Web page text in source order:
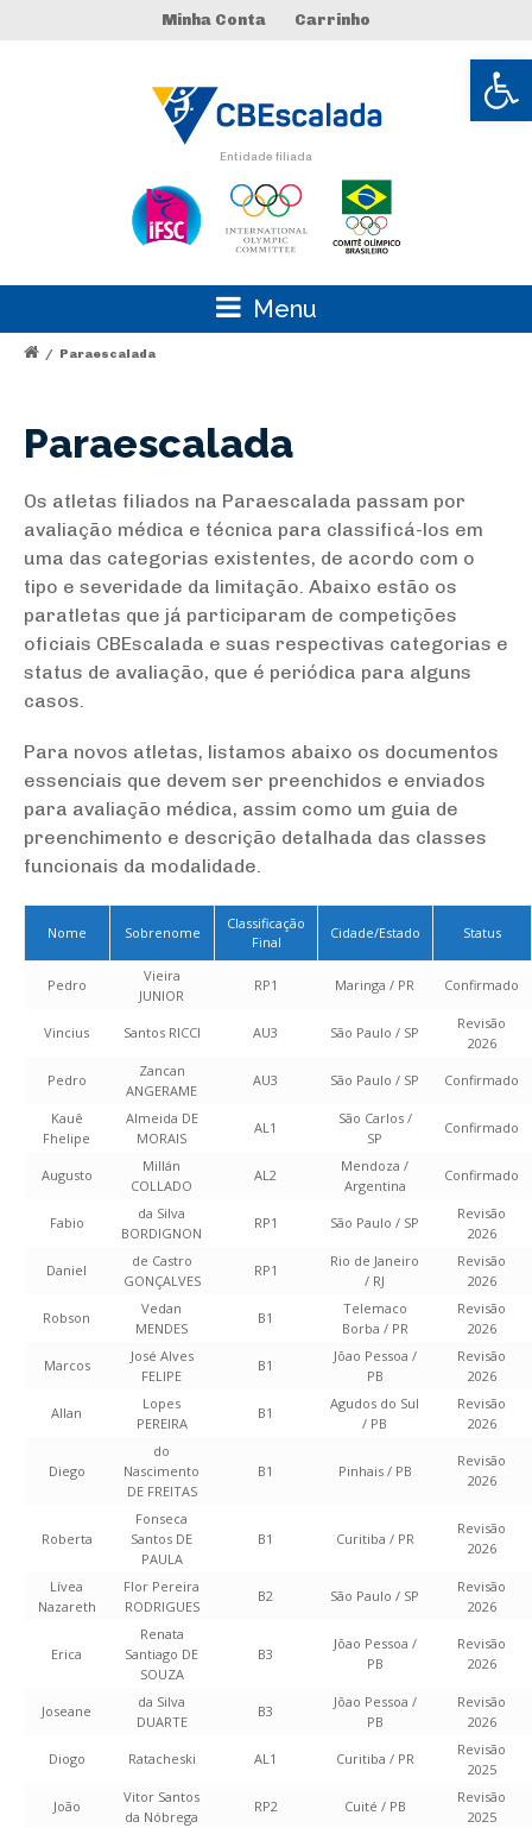
Abrir
Minha Conta Carrinho
Entidade filiada
Menu
/ Paraescalada
Paraescalada
Os atletas filiados na Paraescalada passam por
avaliação médica e técnica para classificá-los em
uma das categorias existentes, de acordo com o
tipo e severidade da limitação. Abaixo estão os
paratletas que já participaram de competições
oficiais CBEscalada e suas respectivas categorias e
status de avaliação, que é periódica para alguns
casos.
Para novos atletas, listamos abaixo os documentos
essenciais que devem ser preenchidos e enviados
para avaliação médica, assim como um guia de
preenchimento e descrição detalhada das classes
funcionais da modalidade.
Nome Sobrenome
Classificação
Final
Cidade/Estado Status
Pedro
Vieira
JUNIOR
RP1 Maringa / PR Confirmado
Vincius Santos RICCI AU3 São Paulo / SP
Revisão
2026
Pedro
Zancan
ANGERAME
AU3 São Paulo / SP Confirmado
Kauê
Fhelipe
Almeida DE
MORAIS
AL1
São Carlos /
SP
Confirmado
Augusto
Millán
COLLADO
AL2
Mendoza /
Argentina
Confirmado
Fabio
da Silva
BORDIGNON
RP1 São Paulo / SP
Revisão
2026
Daniel
de Castro
GONÇALVES
RP1
Rio de Janeiro
/ RJ
Revisão
2026
Robson
Vedan
MENDES
B1
Telemaco
Borba / PR
Revisão
2026
Marcos
José Alves
FELIPE
B1
Jõao Pessoa /
PB
Revisão
2026
Allan
Lopes
PEREIRA
B1
Agudos do Sul
/ PB
Revisão
2026
Diego
do
Nascimento
DE FREITAS
B1 Pinhais / PB
Revisão
2026
Roberta
Fonseca
Santos DE
PAULA
B1 Curitiba / PR
Revisão
2026
Lívea
Nazareth
Flor Pereira
RODRIGUES
B2 São Paulo / SP
Revisão
2026
Erica
Renata
Santiago DE
SOUZA
B3
Jõao Pessoa /
PB
Revisão
2026
Joseane
da Silva
DUARTE
B3
Jõao Pessoa /
PB
Revisão
2026
Diogo Ratacheski AL1 Curitiba / PR
Revisão
2025
João
Vitor Santos
da Nóbrega
RP2 Cuité / PB
Revisão
2025